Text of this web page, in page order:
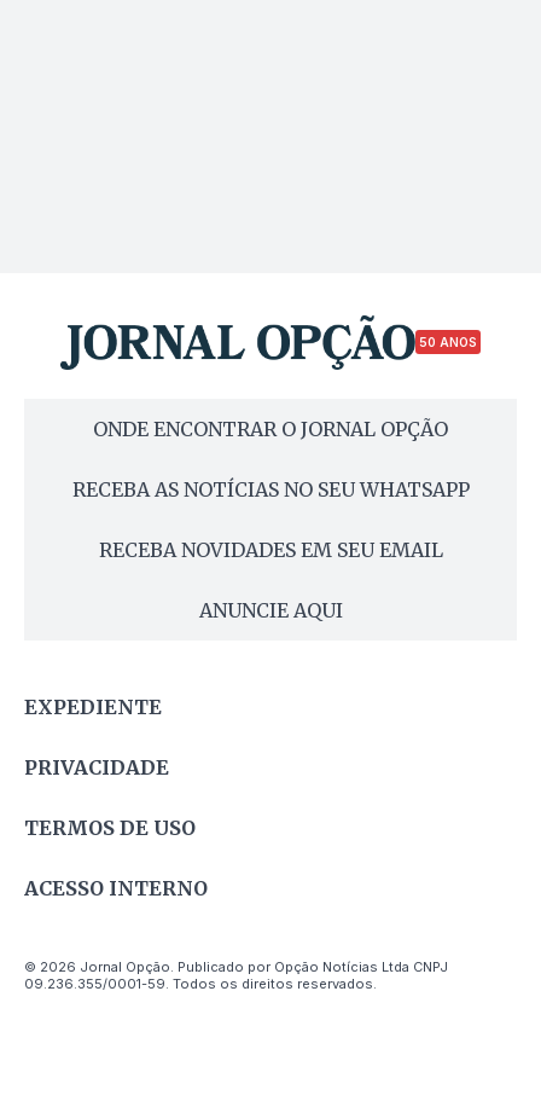
50 ANOS
ONDE ENCONTRAR O JORNAL OPÇÃO
RECEBA AS NOTÍCIAS NO SEU WHATSAPP
RECEBA NOVIDADES EM SEU EMAIL
ANUNCIE AQUI
EXPEDIENTE
PRIVACIDADE
TERMOS DE USO
ACESSO INTERNO
© 2026 Jornal Opção. Publicado por Opção Notícias Ltda CNPJ
09.236.355/0001-59. Todos os direitos reservados.